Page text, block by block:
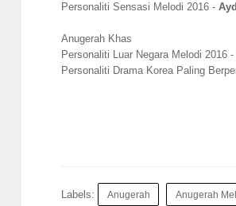
Personaliti Sensasi Melodi 2016 -
Anugerah Khas
Personaliti Luar Negara Melodi 2016 -
Personaliti Drama Korea Paling
Labels: Anugerah Anugerah